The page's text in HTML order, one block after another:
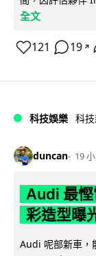
全文
121 19 ↗
科技娛樂 科
duncan 19
Audi 最
彩造型曝
Audi 呢部新車，